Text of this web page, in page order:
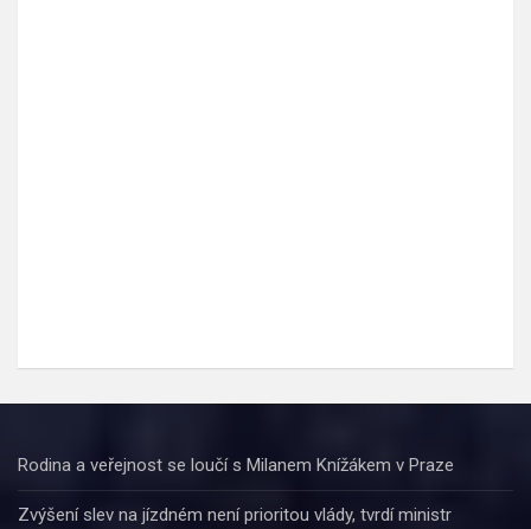
Rodina a veřejnost se loučí s Milanem Knížákem v Praze
Zvýšení slev na jízdném není prioritou vlády, tvrdí ministr